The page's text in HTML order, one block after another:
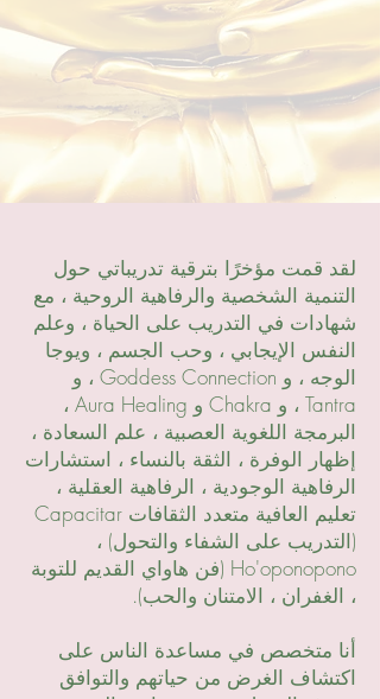
لقد قمت مؤخرًا بترقية تدريباتي حول
التنمية الشخصية والرفاهية الروحية ، مع
شهادات في التدريب على الحياة ، وعلم
النفس الإيجابي ، وحب الجسم ، ويوجا
الوجه ، و Goddess Connection ، و
Tantra ، و Chakra و Aura Healing ،
البرمجة اللغوية العصبية ، علم السعادة ،
إظهار الوفرة ، الثقة بالنساء ، استشارات
الرفاهية الوجودية ، الرفاهية العقلية ،
تعليم العافية متعدد الثقافات Capacitar
(التدريب على الشفاء والتحول) ،
Ho'oponopono (فن هاواي القديم للتوبة
، الغفران ، الامتنان والحب).
أنا متخصص في مساعدة الناس على
اكتشاف الغرض من حياتهم والتوافق